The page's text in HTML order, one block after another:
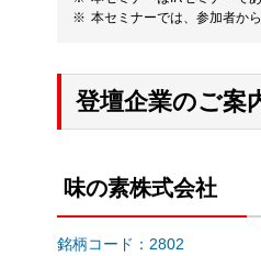
本セミナーでは、参加者か
登壇企業のご案
味の素株式会社
銘柄コード：2802